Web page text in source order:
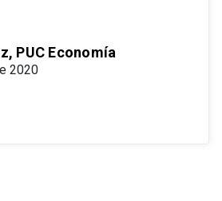
PUC Economía
2020